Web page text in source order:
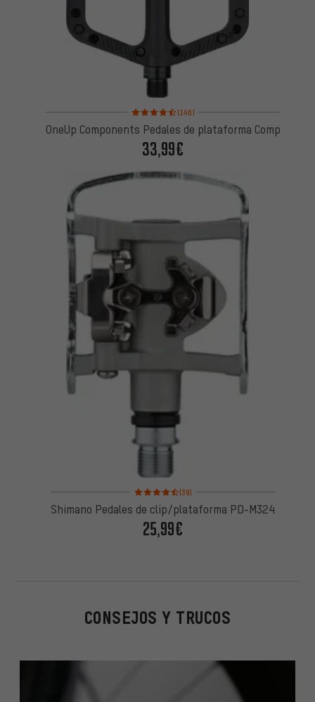
Valoración media: 4,5 de 5 basada en 140 reseñas
(140)
OneUp Components Pedales de plataforma Comp
33,99€
Valoración media: 4,5 de 5 basada en 39 reseñas
(39)
Shimano Pedales de clip/plataforma PD-M324
25,99€
CONSEJOS Y TRUCOS